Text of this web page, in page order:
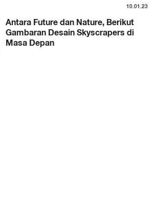
10.01.23
Antara Future dan Nature, Berikut
Gambaran Desain Skyscrapers di
Masa Depan